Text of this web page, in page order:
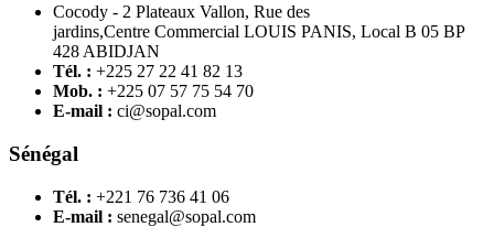
Cocody - 2 Plateaux Vallon, Rue des
jardins,Centre Commercial LOUIS PANIS, Local B 05 BP
428 ABIDJAN
Tél. : +225 27 22 41 82 13
Mob. : +225 07 57 75 54 70
E-mail : ci@sopal.com
Sénégal
Tél. : +221 76 736 41 06
E-mail : senegal@sopal.com